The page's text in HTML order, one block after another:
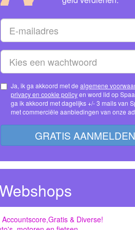
Ja, ik ga akkoord met de algemene
privacy en cookie policy
ga ik akkoord met dagelijks +/- 3 mails van Spaar4Cash
met commerciële aanbiedingen van onze
GRATIS AANMELDEN
Accountscore,Gratis & Diverse!